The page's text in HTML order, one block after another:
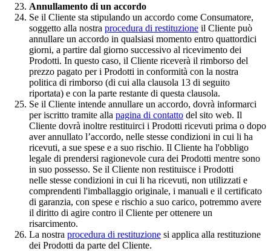
Annullamento di un accordo
Se il Cliente sta stipulando un accordo come Consumatore,
soggetto alla nostra procedura di restituzione il Cliente può
annullare un accordo in qualsiasi momento entro quattordici
giorni, a partire dal giorno successivo al ricevimento dei
Prodotti. In questo caso, il Cliente riceverà il rimborso del
prezzo pagato per i Prodotti in conformità con la nostra
politica di rimborso (di cui alla clausola 13 di seguito
riportata) e con la parte restante di questa clausola.
Se il Cliente intende annullare un accordo, dovrà informarci
per iscritto tramite alla pagina di contatto del sito web. Il
Cliente dovrà inoltre restituirci i Prodotti ricevuti prima o dopo
aver annullato l’accordo, nelle stesse condizioni in cui li ha
ricevuti, a sue spese e a suo rischio. Il Cliente ha l'obbligo
legale di prendersi ragionevole cura dei Prodotti mentre sono
in suo possesso. Se il Cliente non restituisce i Prodotti
nelle stesse condizioni in cui li ha ricevuti, non utilizzati e
comprendenti l'imballaggio originale, i manuali e il certificato
di garanzia, con spese e rischio a suo carico, potremmo avere
il diritto di agire contro il Cliente per ottenere un
risarcimento.
La nostra procedura di restituzione si applica alla restituzione
dei Prodotti da parte del Cliente.